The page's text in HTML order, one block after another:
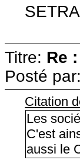
Titre: Re
Posté par:
Citation
Les
C'est
aussi le